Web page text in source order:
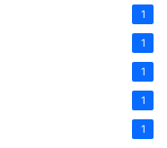
1
1
1
1
1